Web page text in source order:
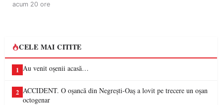
acum 20 ore
CELE MAI CITITE
1 Au venit oșenii acasă…
2 ACCIDENT. O oșancă din Negrești-Oaș a lovit pe trecere un oșan
octogenar